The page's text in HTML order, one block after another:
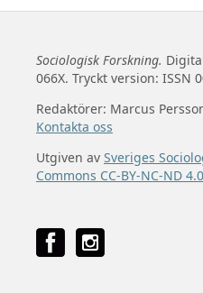
Sociologisk Forskning.
066X. Tryckt version: ISSN
Redaktörer: Marcus
Kontakta oss
Utgiven av Sveriges
Commons CC-BY-NC-ND